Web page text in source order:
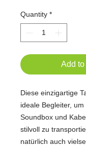
Quantity *
Add to
Diese einzigartige
ideale Begleiter, um
Soundbox und
stilvoll zu
natürlich auch